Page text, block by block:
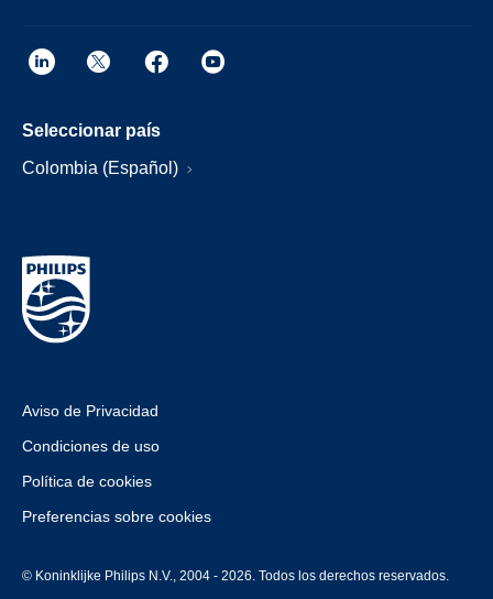
Seleccionar país
Colombia (Español)
Aviso de Privacidad
Condiciones de uso
Política de cookies
Preferencias sobre cookies
© Koninklijke Philips N.V., 2004 - 2026. Todos los derechos reservados.